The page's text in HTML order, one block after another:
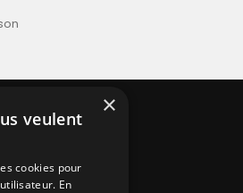
×
veulent
cookies pour
En